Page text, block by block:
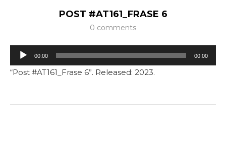
POST #AT161_FRASE 6
0 comments
Tocador
de
00:00 00:00
“Post #AT161_Frase 6”. Released: 2023.